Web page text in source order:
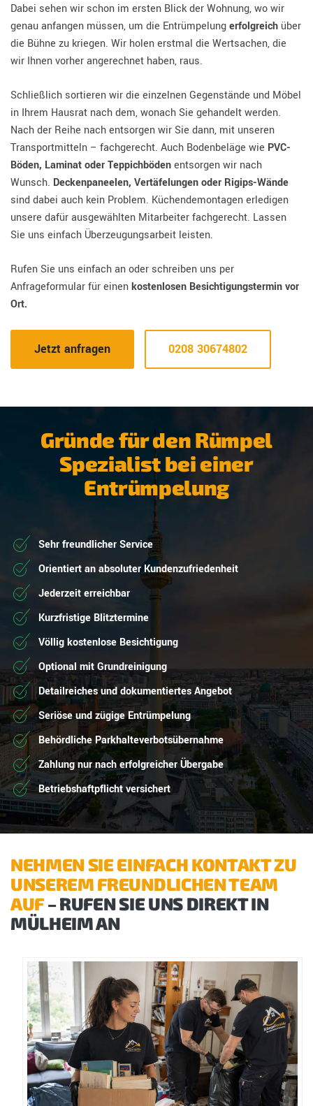
Dabei sehen wir schon im ersten Blick der Wohnung, wo wir
genau anfangen müssen, um die Entrümpelungerfolgreichüber
die Bühne zu kriegen. Wir holen erstmal die Wertsachen, die
wir Ihnen vorher angerechnet haben, raus.
Schließlich sortieren wir die einzelnen Gegenstände und Möbel
in Ihrem Hausrat nach dem, wonach Sie gehandelt werden.
Nach der Reihe nach entsorgen wir Sie dann, mit unseren
Transportmitteln – fachgerecht. Auch Bodenbeläge wie PVC-
Böden, Laminat oder Teppichbödenentsorgen wir nach
Wunsch. Deckenpaneelen, Vertäfelungen oder Rigips-Wände
sind dabei auch kein Problem. Küchendemontagen erledigen
unsere dafür ausgewählten Mitarbeiter fachgerecht. Lassen
Sie uns einfach Überzeugungsarbeit leisten.
Rufen Sie uns einfach an oder schreiben uns per
Anfrageformular für einenkostenlosen Besichtigungstermin vor
Ort.
Jetzt anfragen 0208 30674802
Gründe für den Rümpel
Spezialist bei einer
Entrümpelung
Sehr freundlicher Service
Orientiert an absoluter Kundenzufriedenheit
Jederzeit erreichbar
Kurzfristige Blitztermine
Völlig kostenlose Besichtigung
Optional mit Grundreinigung
Detailreiches und dokumentiertes Angebot
Seriöse und zügige Entrümpelung
Behördliche Parkhalteverbotsübernahme
Zahlung nur nach erfolgreicher Übergabe
Betriebshaftpflicht versichert
NEHMEN SIE EINFACH KONTAKT ZU
UNSEREM FREUNDLICHEN TEAM
AUF – RUFEN SIE UNS DIREKT IN
MÜLHEIM AN